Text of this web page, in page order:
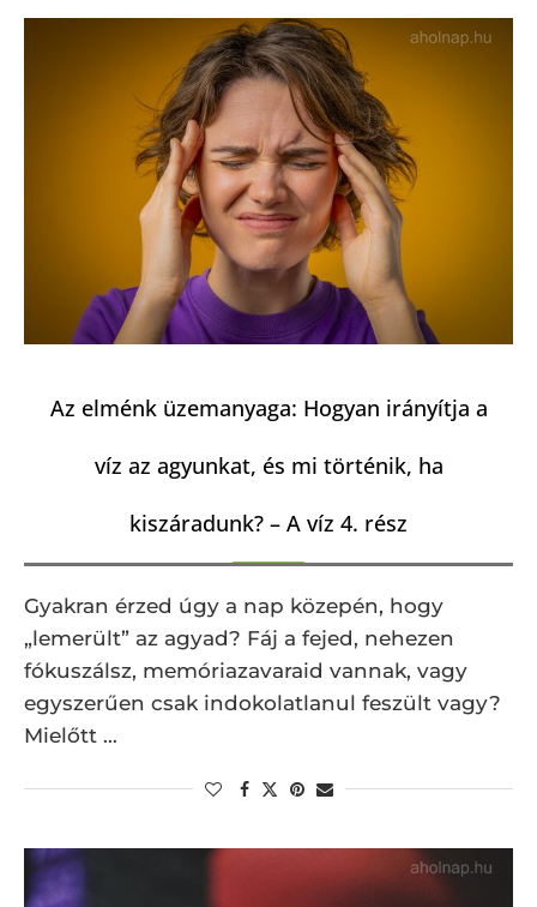
Az elménk üzemanyaga: Hogyan irányítja a
víz az agyunkat, és mi történik, ha
kiszáradunk? – A víz 4. rész
Gyakran érzed úgy a nap közepén, hogy
„lemerült” az agyad? Fáj a fejed, nehezen
fókuszálsz, memóriazavaraid vannak, vagy
egyszerűen csak indokolatlanul feszült vagy?
Mielőtt …